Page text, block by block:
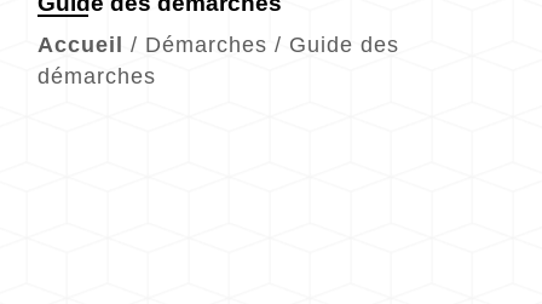
Accueil / Démarches / Guide des
démarches